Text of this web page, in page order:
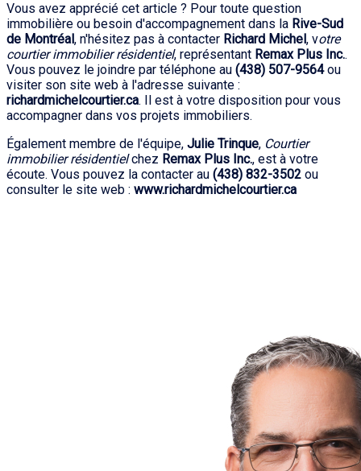
Vous avez apprécié cet article ? Pour toute question
immobilière ou besoin d'accompagnement dans la Rive-Sud
de Montréal, n'hésitez pas à contacter Richard Michel, votre
courtier immobilier résidentiel, représentant Remax Plus Inc..
Vous pouvez le joindre par téléphone au (438) 507-9564ou
visiter son site web à l'adresse suivante :
richardmichelcourtier.ca. Il est à votre disposition pour vous
accompagner dans vos projets immobiliers.
Également membre de l'équipe, Julie Trinque, Courtier
immobilier résidentielchez Remax Plus Inc., est à votre
écoute. Vous pouvez la contacter au (438) 832-3502 ou
consulter le site web : www.richardmichelcourtier.ca